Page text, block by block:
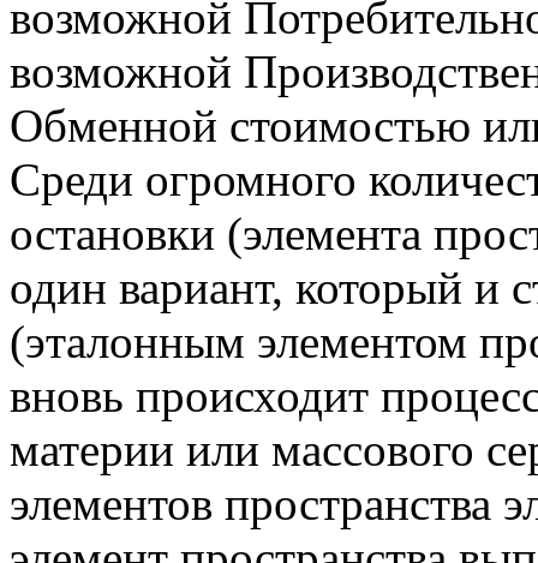
возможной
возможной
Обменной стоимостью
Среди огромного
остановки (элемента
один вариант, который и
(эталонным элементом
вновь происходит
материи или массового
элементов пространства